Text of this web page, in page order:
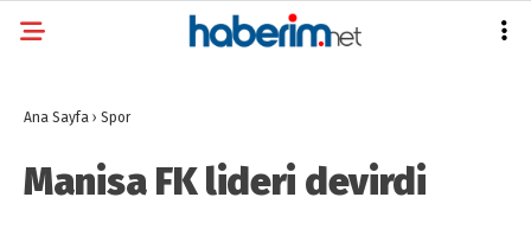
Ana Sayfa › Spor
Manisa FK lideri devirdi